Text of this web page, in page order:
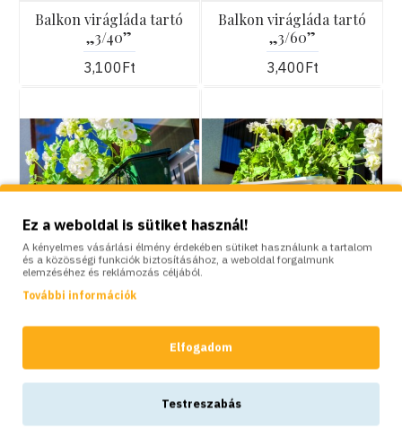
Balkon virágláda tartó
„3/40”
3,100Ft
Balkon virágláda tartó
„3/60”
3,400Ft
Balkon virágláda tartó
„3/80”
KOSÁRBA
Univerzális balkonláda
tartó fémból, 16 cm
Ez a weboldal is sütiket használ!
A kényelmes vásárlási élmény érdekében sütiket használunk a tartalom
és a közösségi funkciók biztosításához, a weboldal forgalmunk
elemzéséhez és reklámozás céljából.
További információk
Elfogadom
Testreszabás